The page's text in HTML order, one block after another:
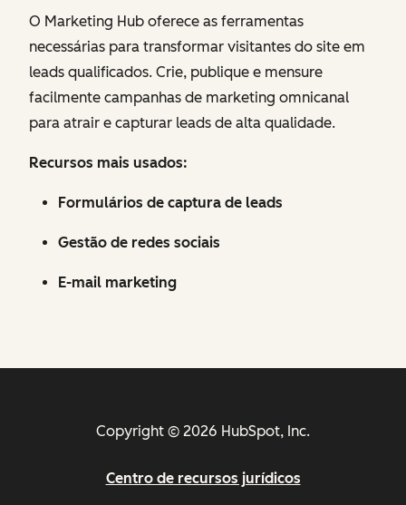
O Marketing Hub oferece as ferramentas
necessárias para transformar visitantes do site em
leads qualificados. Crie, publique e mensure
facilmente campanhas de marketing omnicanal
para atrair e capturar leads de alta qualidade.
Recursos mais usados:
Formulários de captura de leads
Gestão de redes sociais
E-mail marketing
Copyright © 2026 HubSpot, Inc.
Centro de recursos jurídicos